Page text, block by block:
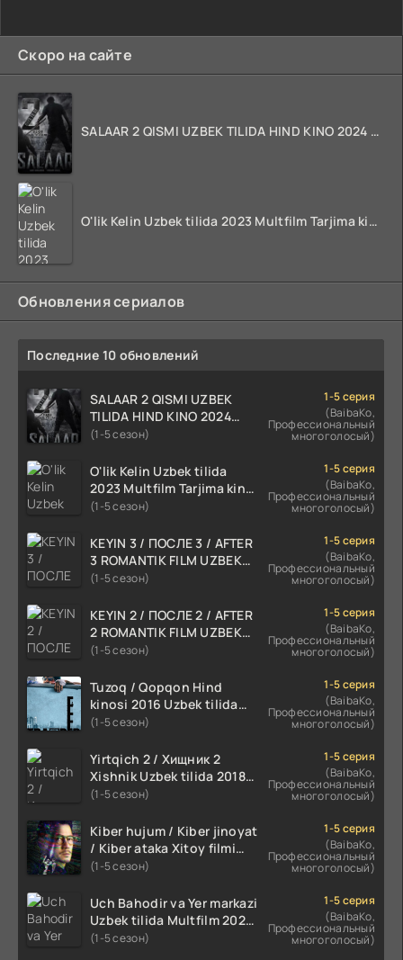
Скоро на сайте
SALAAR 2 QISMI UZBEK TILIDA HIND KINO 2024 TARJIMA 720p HD Skachat
O'lik Kelin Uzbek tilida 2023 Multfilm Tarjima kino skachat
Обновления сериалов
Последние 10 обновлений
SALAAR 2 QISMI UZBEK
TILIDA HIND KINO 2024
TARJIMA 720p HD Skachat
(1-5 сезон)
1-5 серия
(BaibaKo,
Профессиональный
многоголосый)
O'lik Kelin Uzbek tilida
2023 Multfilm Tarjima kino
skachat
(1-5 сезон)
1-5 серия
(BaibaKo,
Профессиональный
многоголосый)
KEYIN 3 / ПОСЛЕ 3 / AFTER
3 ROMANTIK FILM UZBEK
TILIDA 2021 TARJIMA FILM
(1-5 сезон)
1-5 серия
(BaibaKo,
Профессиональный
многоголосый)
KEYIN 2 / ПОСЛЕ 2 / AFTER
2 ROMANTIK FILM UZBEK
TILIDA 2020 TARJIMA FILM
(1-5 сезон)
1-5 серия
(BaibaKo,
Профессиональный
многоголосый)
Tuzoq / Qopqon Hind
kinosi 2016 Uzbek tilida
tarjima film HD
(1-5 сезон)
1-5 серия
(BaibaKo,
Профессиональный
многоголосый)
Yirtqich 2 / Хищник 2
Xishnik Uzbek tilida 2018-
2024 O'zbekcha tarjima
(1-5 сезон)
1-5 серия
(BaibaKo,
Профессиональный
многоголосый)
Kiber hujum / Kiber jinoyat
/ Kiber ataka Xitoy filmi
Uzbek tilida O'zbekcha
HD skachat
(1-5 сезон)
1-5 серия
(BaibaKo,
Профессиональный
многоголосый)
Uch Bahodir va Yer markazi
Uzbek tilida Multfilm 2025
tarjima HD skachat
(1-5 сезон)
1-5 серия
(BaibaKo,
Профессиональный
многоголосый)